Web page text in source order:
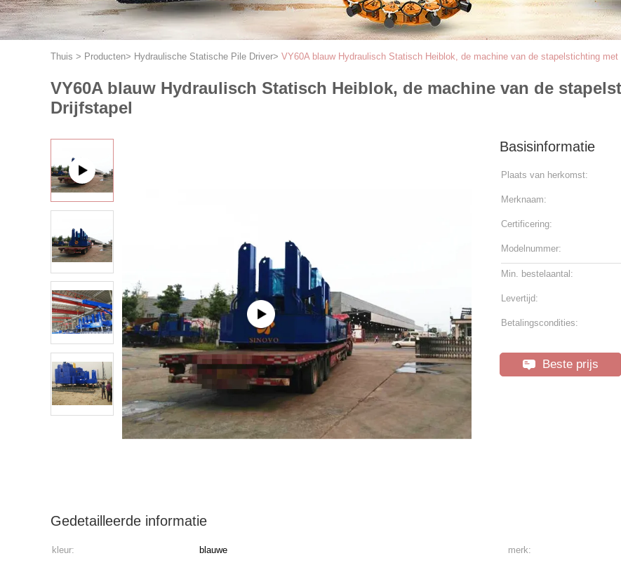
Thuis > Producten> Hydraulische Statische Pile Driver> VY60A blauw Hydraulisch Statisch Heiblok, de machine van de stapelstichting met
VY60A blauw Hydraulisch Statisch Heiblok, de machine van de
Drijfstapel
Basisinformatie
Plaats van herkomst:
Merknaam:
Certificering:
Modelnummer:
Min. bestelaantal:
Levertijd:
Betalingscondities:
Beste prijs
Gedetailleerde informatie
kleur: blauwe merk: